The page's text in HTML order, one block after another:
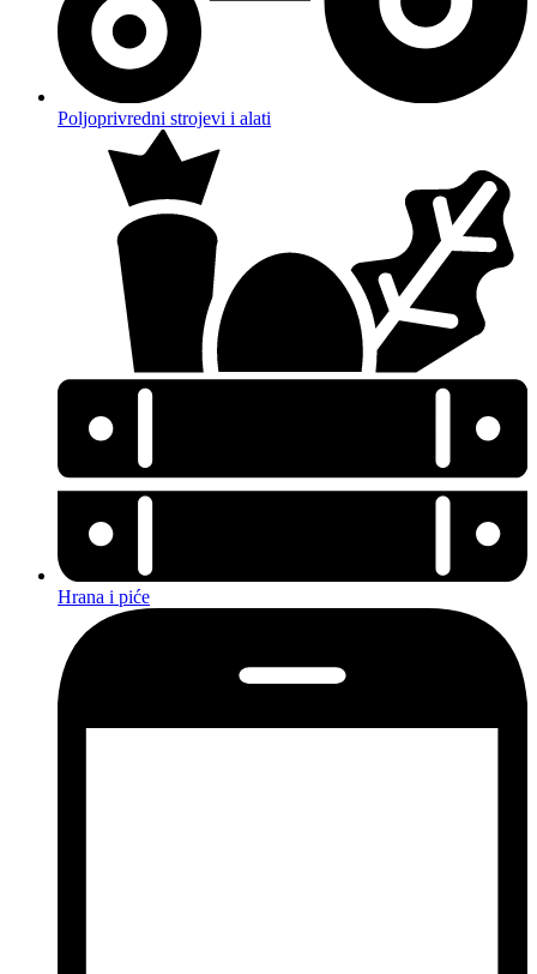
Poljoprivredni strojevi i alati
Hrana i piće